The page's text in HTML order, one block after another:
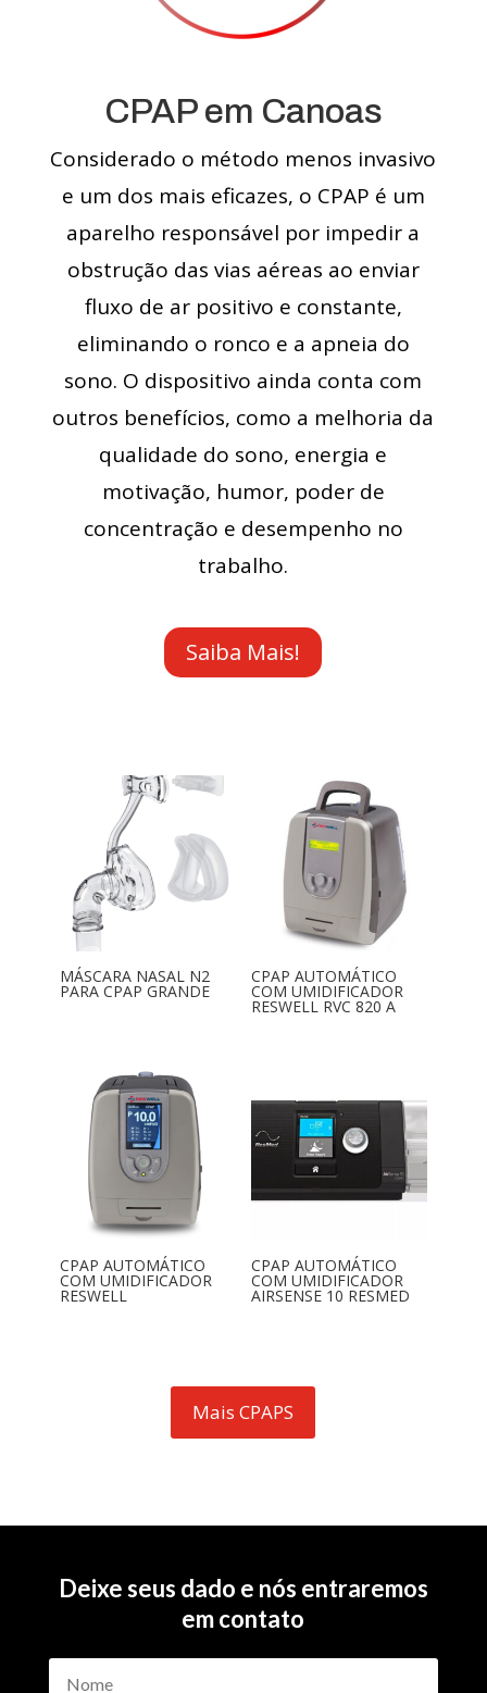
CPAP em Canoas
Considerado o método menos invasivo
e um dos mais eficazes, o CPAP é um
aparelho responsável por impedir a
obstrução das vias aéreas ao enviar
fluxo de ar positivo e constante,
eliminando o ronco e a apneia do
sono. O dispositivo ainda conta com
outros benefícios, como a melhoria da
qualidade do sono, energia e
motivação, humor, poder de
concentração e desempenho no
trabalho.
Saiba Mais!
MÁSCARA NASAL N2
PARA CPAP GRANDE
CPAP AUTOMÁTICO
COM UMIDIFICADOR
RESWELL RVC 820 A
CPAP AUTOMÁTICO
COM UMIDIFICADOR
RESWELL
CPAP AUTOMÁTICO
COM UMIDIFICADOR
AIRSENSE 10 RESMED
Mais CPAPS
Deixe seus dado e nós entraremos
em contato